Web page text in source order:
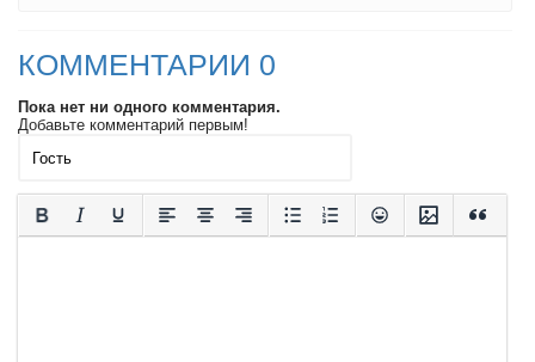
КОММЕНТАРИИ 0
Пока нет ни одного комментария.
Добавьте комментарий первым!